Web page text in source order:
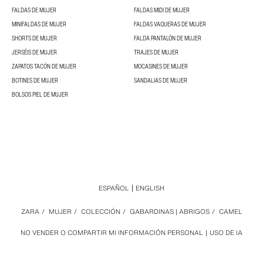
FALDAS DE MUJER
FALDAS MIDI DE MUJER
MINIFALDAS DE MUJER
FALDAS VAQUERAS DE MUJER
SHORTS DE MUJER
FALDA PANTALÓN DE MUJER
JERSÉIS DE MUJER
TRAJES DE MUJER
ZAPATOS TACÓN DE MUJER
MOCASINES DE MUJER
BOTINES DE MUJER
SANDALIAS DE MUJER
BOLSOS PIEL DE MUJER
NO VENDER O COMPARTIR MI INFORMACIÓN PERSONAL USO DE IA
ZARA / MUJER / COLECCIÓN / GABARDINAS | ABRIGOS / CAMEL
ESPAÑOL ENGLISH